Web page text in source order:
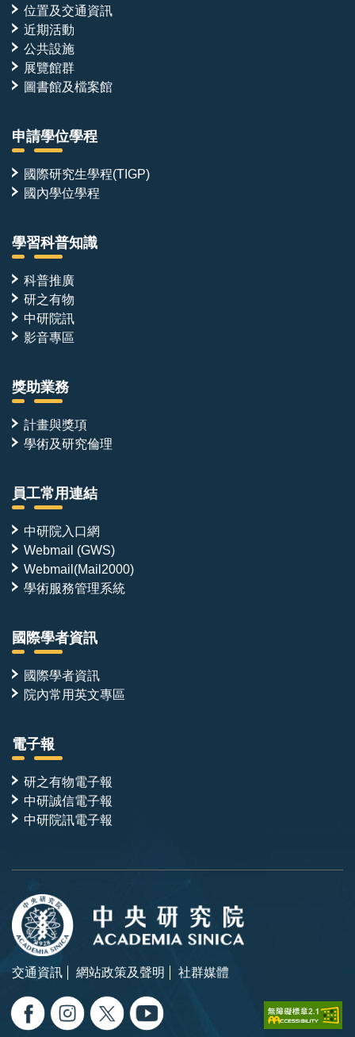
位置及交通資訊
近期活動
公共設施
展覽館群
圖書館及檔案館
申請學位學程
國際研究生學程(TIGP)
國內學位學程
學習科普知識
科普推廣
研之有物
中研院訊
影音專區
獎助業務
計畫與獎項
學術及研究倫理
員工常用連結
中研院入口網
Webmail (GWS)
Webmail(Mail2000)
學術服務管理系統
國際學者資訊
國際學者資訊
院內常用英文專區
電子報
研之有物電子報
中研誠信電子報
中研院訊電子報
交通資訊 網站政策及聲明 社群媒體